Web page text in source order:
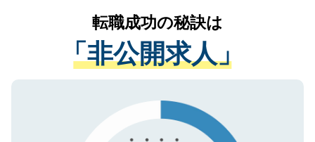
は、個人情報の取り扱いについての厳密な
管理基準を満たした事業者のみに付与され
る、プライバシーマークを取得済みです。
で、機密保持に関してもご安心ください。
かがいして、現在の医療機関の状況や紹介
経験をまじえながら、適切なアドバイスを
させていただきます。すぐにご転職をされ
ない方には、長期的なサポートが可能です
ので、まずはご登録ください。
転職成功の秘訣は
「非公開求人」